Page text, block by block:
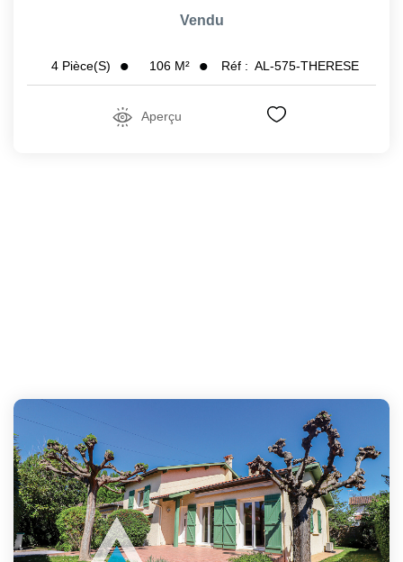
Vendu
4 Pièce(s) 106 M² Réf : AL-575-THERESE
Aperçu